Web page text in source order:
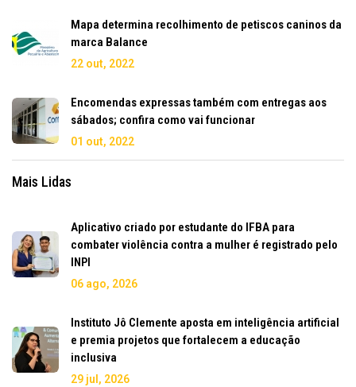
Mapa determina recolhimento de petiscos caninos da
marca Balance
22 out, 2022
Encomendas expressas também com entregas aos
sábados; confira como vai funcionar
01 out, 2022
Mais Lidas
Aplicativo criado por estudante do IFBA para
combater violência contra a mulher é registrado pelo
INPI
06 ago, 2026
Instituto Jô Clemente aposta em inteligência artificial
e premia projetos que fortalecem a educação
inclusiva
29 jul, 2026